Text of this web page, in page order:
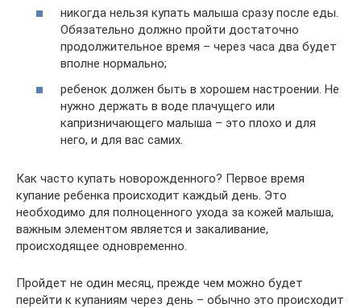
никогда нельзя купать малыша сразу после еды.
Обязательно должно пройти достаточно
продолжительное время – через часа два будет
вполне нормально;
ребенок должен быть в хорошем настроении. Не
нужно держать в воде плачущего или
капризничающего малыша – это плохо и для
него, и для вас самих.
Как часто купать новорожденного? Первое время
купание ребенка происходит каждый день. Это
необходимо для полноценного ухода за кожей малыша,
важным элементом является и закаливание,
происходящее одновременно.
Пройдет не один месяц, прежде чем можно будет
перейти к купаниям через день – обычно это происходит